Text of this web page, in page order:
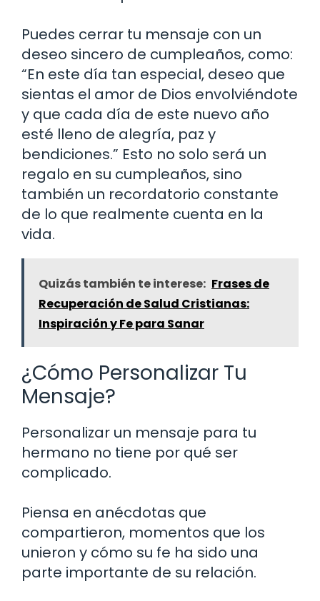
Puedes cerrar tu mensaje con un
deseo sincero de cumpleaños, como:
“En este día tan especial, deseo que
sientas el amor de Dios envolviéndote
y que cada día de este nuevo año
esté lleno de alegría, paz y
bendiciones.” Esto no solo será un
regalo en su cumpleaños, sino
también un recordatorio constante
de lo que realmente cuenta en la
vida.
Quizás también te interese: Frases de
Recuperación de Salud Cristianas:
Inspiración y Fe para Sanar
¿Cómo Personalizar Tu
Mensaje?
Personalizar un mensaje para tu
hermano no tiene por qué ser
complicado.
Piensa en anécdotas que
compartieron, momentos que los
unieron y cómo su fe ha sido una
parte importante de su relación.